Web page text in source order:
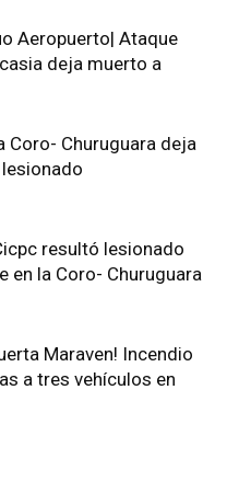
Aeropuerto| Ataque
deja muerto a
Coro- Churuguara deja
resultó lesionado
en la Coro- Churuguara
Maraven! Incendio
a tres vehículos en